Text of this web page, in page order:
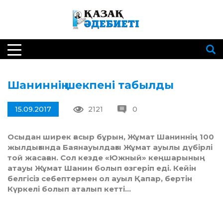
Шаниннің шекпені табылды
15.09.2017 2121 0
Осыдан ширек ғасыр бұрын, Жұмат Шаниннің 100
жылды­ғында Баянауылдағы Жұмат ауылы дүбірлі
той жасаған. Сол кезде «Южный» кеңшарының
атауы Жұмат Шанин болып өзгеріп еді. Кейін
белгісіз себептермен ол ауыл Қапар, бертін
Күркелі болып аталып кетті…